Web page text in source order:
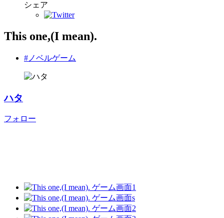
シェア
This one,(I mean).
#ノベルゲーム
ハタ
フォロー